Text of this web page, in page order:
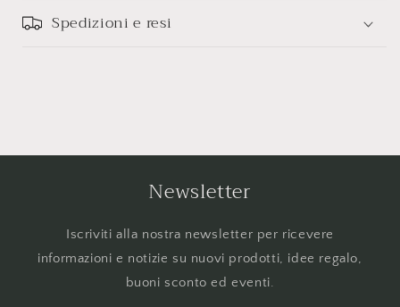
Spedizioni e resi
Newsletter
Iscriviti alla nostra newsletter per ricevere
informazioni e notizie su nuovi prodotti, idee regalo,
buoni sconto ed eventi.